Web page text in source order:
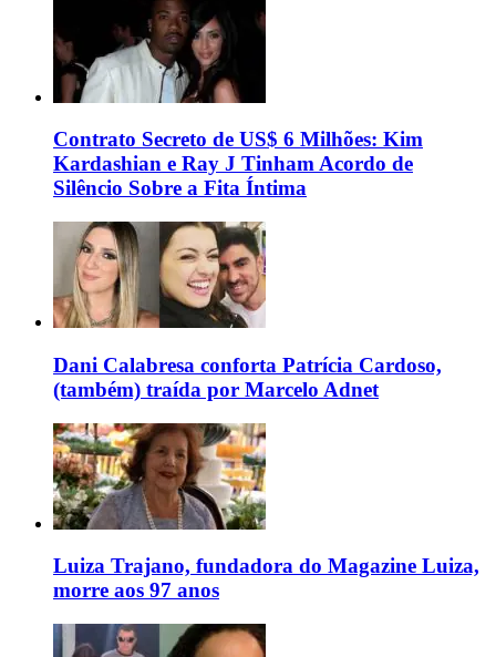
Contrato Secreto de US$ 6 Milhões: Kim
Kardashian e Ray J Tinham Acordo de
Silêncio Sobre a Fita Íntima
Dani Calabresa conforta Patrícia Cardoso,
(também) traída por Marcelo Adnet
Luiza Trajano, fundadora do Magazine Luiza,
morre aos 97 anos